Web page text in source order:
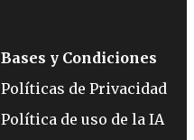
Bases y Condiciones
Políticas de Privacidad
Política de uso de la IA